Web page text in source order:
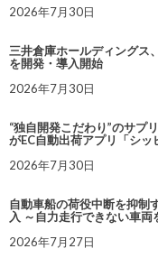
2026年7月30日
三井倉庫ホールディングス
を開発・導入開始
2026年7月30日
“独自開発こだわり”のサプ
がEC自動出荷アプリ「シッ
2026年7月30日
自動車船の荷役中断を抑制
入 ～自力走行できない車両
2026年7月27日